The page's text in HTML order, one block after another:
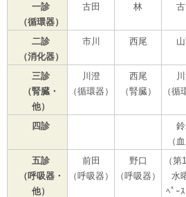
一診
（循環器）
古田 林
二診
（消化器）
市川 西尾
三診
（腎臓・
他）
川澄
（循環器）
西尾
（腎臓）
（循
四診
（
五診
（呼吸器・
他）
前田
（呼吸器）
野口
（呼吸器）
（
水
ﾍﾟｰ